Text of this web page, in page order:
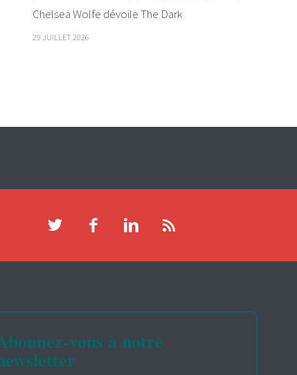
Chelsea Wolfe dévoile The Dark
29 JUILLET 2026
vous à notre